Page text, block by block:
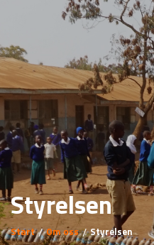
Styrelsen
Start Om oss Styrelsen